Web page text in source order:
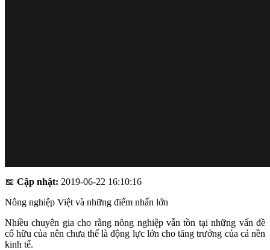
📅 Cập nhật: 2019-06-22 16:10:16
Nông nghiệp Việt và những điểm nhấn lớn
Nhiều chuyên gia cho rằng nông nghiệp vẫn tồn tại những vấn đề
cố hữu của nên chưa thể là động lực lớn cho tăng trưởng của cả nền
kinh tế.